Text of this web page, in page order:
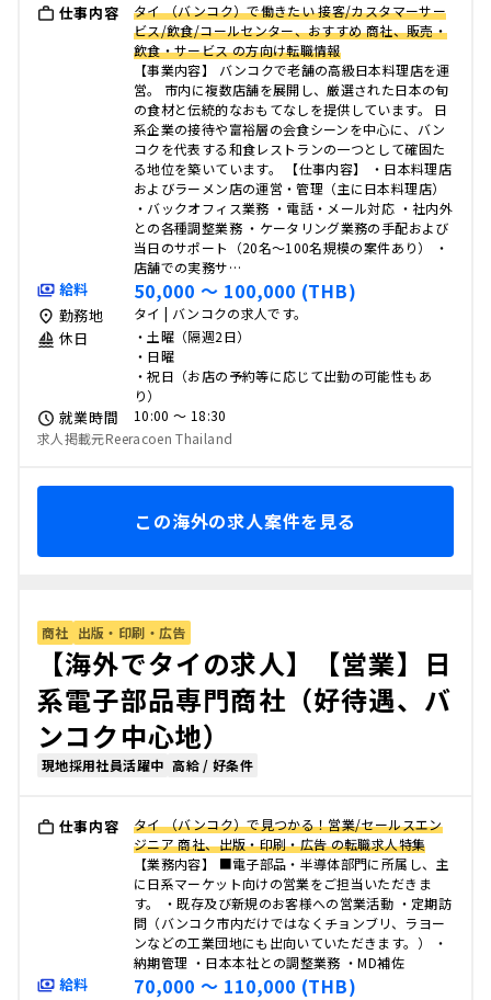
仕事内容
タイ （バンコク）で働きたい 接客/カスタマーサー
ビス/飲食/コールセンター、おすすめ 商社、販売・
飲食・サービス の方向け転職情報
【事業内容】 バンコクで老舗の高級日本料理店を運
営。 市内に複数店舗を展開し、厳選された日本の旬
の食材と伝統的なおもてなしを提供しています。 日
系企業の接待や富裕層の会食シーンを中心に、バン
コクを代表する和食レストランの一つとして確固た
る地位を築いています。 【仕事内容】 ・日本料理店
およびラーメン店の運営・管理（主に日本料理店）
・バックオフィス業務 ・電話・メール対応 ・社内外
との各種調整業務 ・ケータリング業務の手配および
当日のサポート（20名～100名規模の案件あり） ・
店舗での実務サ…
給料 50,000 〜 100,000 (THB)
勤務地 タイ | バンコクの求人です。
休日
・土曜（隔週2日）
・日曜
・祝日（お店の予約等に応じて出勤の可能性もあ
り）
就業時間
10:00 〜 18:30
求人掲載元Reeracoen Thailand
この海外の求人案件を見る
商社 出版・印刷・広告
【海外でタイの求人】【営業】日
系電子部品専門商社（好待遇、バ
ンコク中心地）
現地採用社員活躍中 高給 / 好条件
仕事内容
タイ （バンコク）で見つかる！営業/セールスエン
ジニア 商社、出版・印刷・広告 の転職求人特集
【業務内容】 ■電子部品・半導体部門に所属し、主
に日系マーケット向けの営業をご担当いただきま
す。 ・既存及び新規のお客様への営業活動 ・定期訪
問（バンコク市内だけではなくチョンブリ、ラヨー
ンなどの工業団地にも出向いていただきます。） ・
納期管理 ・日本本社との調整業務 ・MD補佐
給料 70,000 〜 110,000 (THB)